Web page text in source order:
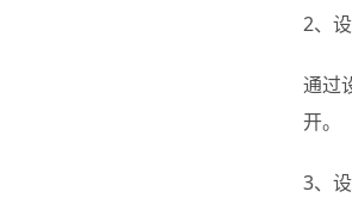
2、
通过
开。
3、